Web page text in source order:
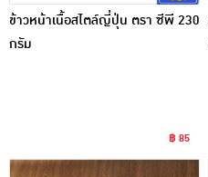
ข้าวหน้าเนื้อสไตล์ญี่ปุ่น ตรา ซีพี 230
กรัม
฿ 85